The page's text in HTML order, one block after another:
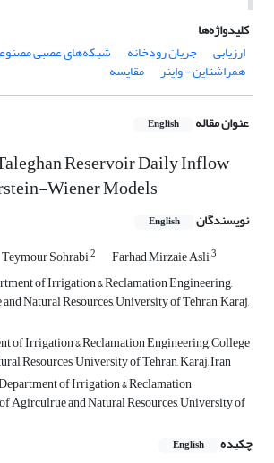
کلیدواژه‌ها
ارزیابی
جریان رودخانه شبکه‌های عصبی
همراشتاین - واینر مقایسه
عنوان مقاله English
Reservoir Daily Inflow
Wiener Models
نویسندگان English
Teymour Sohrabi2 Farhad Mirzaie Asli3
of Irrigation & Reclamation Engineering,
Natural Resources, University of Tehran, Karaj,
of Irrigation & Reclamation Engineering, College
Resources, University of Tehran, Karaj, Iran
of Irrigation & Reclamation
Agirculrue and Natural Resources, University of
چکیده
English